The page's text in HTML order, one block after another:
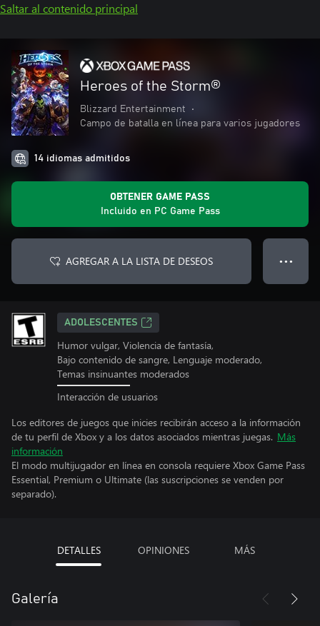
Saltar al contenido principal
Heroes of the Storm®
Blizzard Entertainment
•
Campo de batalla en línea para varios jugadores
14 idiomas admitidos
OBTENER GAME PASS
Incluido en PC Game Pass
AGREGAR A LA LISTA DE DESEOS ● ● ●
ADOLESCENTES
Humor vulgar, Violencia de fantasía,
Bajo contenido de sangre, Lenguaje moderado,
Temas insinuantes moderados
Interacción de usuarios
Los editores de juegos que inicies recibirán acceso a la información
de tu perfil de Xbox y a los datos asociados mientras juegas. Más
información
El modo multijugador en línea en consola requiere Xbox Game Pass
Essential, Premium o Ultimate (las suscripciones se venden por
separado).
DETALLES OPINIONES MÁS
Galería